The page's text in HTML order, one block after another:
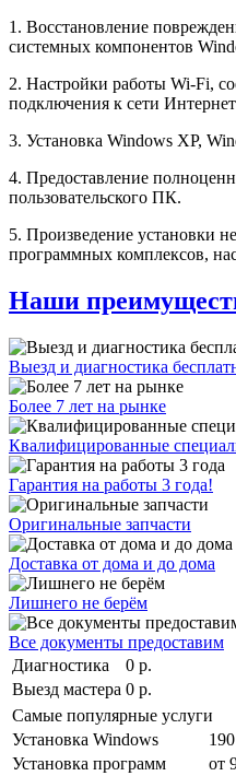
1. Восстановление
системных компонентов
2. Настройки работы Wi-Fi,
подключения к сети
3. Установка Windows XP,
4. Предоставление
пользовательского ПК.
5. Произведение установки
программных комплексов,
Наши
Выезд и диагностика
Более 7 лет на рынке
Квалифицированные
Гарантия на работы 3 года!
Оригинальные запчасти
Доставка от дома и до дома
Лишнего не берём
Все документы предоставим
Диагностика
0 р.
Выезд мастера 0 р.
Самые популярные услуги
Установка Windows
Установка программ
от